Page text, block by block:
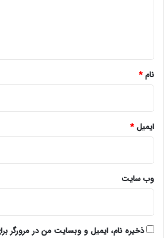
نام*
ایمیل*
وب‌ سایت
ذخیره نام، ایمیل و وبسایت من در مرورگر